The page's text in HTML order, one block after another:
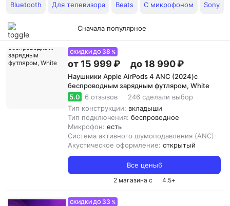
Bluetooth Для телевизора Beats С микрофоном Sony
Сначала популярное
СКИДКИ ДО 38 %
от 15 999 ₽ до 18 990 ₽
Наушники Apple AirPods 4 ANC (2024)с
беспроводным зарядным футляром, White
5.0
6 отзывов
246 сделали выбор
Тип конструкции: вкладыши
Тип подключения: беспроводное
Микрофон: есть
Система активного шумоподавления (ANC):
Акустическое оформление: открытый
Все цены6
2 магазина с 4.5+
СКИДКИ ДО 33 %